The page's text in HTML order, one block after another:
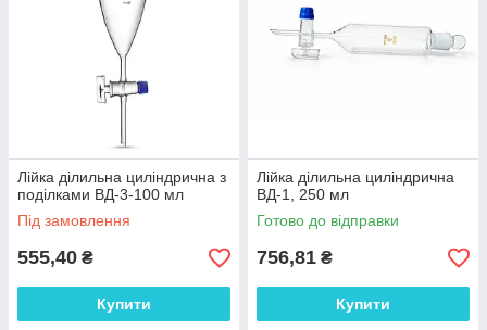
Лійка ділильна циліндрична з
поділками ВД-3-100 мл
Під замовлення
555,40 ₴
Купити
Лійка ділильна циліндрична
ВД-1, 250 мл
Готово до відправки
756,81 ₴
Купити